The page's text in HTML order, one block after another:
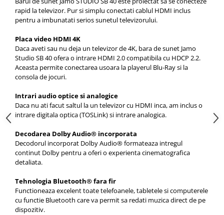
rapid la televizor. Pur si simplu conectati cablul HDMI inclus
pentru a imbunatati serios sunetul televizorului.
Placa video HDMI 4K
Daca aveti sau nu deja un televizor de 4K, bara de sunet Jamo
Studio SB 40 ofera o intrare HDMI 2.0 compatibila cu HDCP 2.2.
Aceasta permite conectarea usoara la playerul Blu-Ray si la
consola de jocuri.
Intrari audio optice si analogice
Daca nu ati facut saltul la un televizor cu HDMI inca, am inclus o
intrare digitala optica (TOSLink) si intrare analogica.
Decodarea Dolby Audio® incorporata
Decodorul incorporat Dolby Audio® formateaza intregul
continut Dolby pentru a oferi o experienta cinematografica
detaliata.
Tehnologia Bluetooth® fara fir
Functioneaza excelent toate telefoanele, tabletele si computerele
cu functie Bluetooth care va permit sa redati muzica direct de pe
dispozitiv.